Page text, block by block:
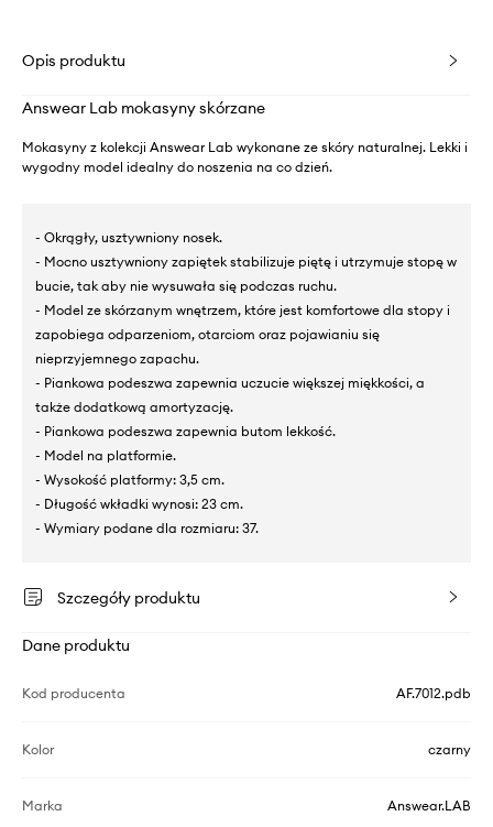
Opis produktu
Answear Lab mokasyny skórzane
Mokasyny z kolekcji Answear Lab wykonane ze skóry naturalnej. Lekki i
wygodny model idealny do noszenia na co dzień.
- Okrągły, usztywniony nosek.
- Mocno usztywniony zapiętek stabilizuje piętę i utrzymuje stopę w
bucie, tak aby nie wysuwała się podczas ruchu.
- Model ze skórzanym wnętrzem, które jest komfortowe dla stopy i
zapobiega odparzeniom, otarciom oraz pojawianiu się
nieprzyjemnego zapachu.
- Piankowa podeszwa zapewnia uczucie większej miękkości, a
także dodatkową amortyzację.
- Piankowa podeszwa zapewnia butom lekkość.
- Model na platformie.
- Wysokość platformy: 3,5 cm.
- Długość wkładki wynosi: 23 cm.
- Wymiary podane dla rozmiaru: 37.
Szczegóły produktu
Dane produktu
Kod producenta AF.7012.pdb
Kolor czarny
Marka Answear.LAB